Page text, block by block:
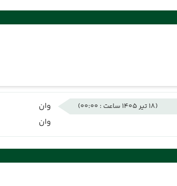
(18 تیر 1405 ساعت : 00:00)
وان
وان